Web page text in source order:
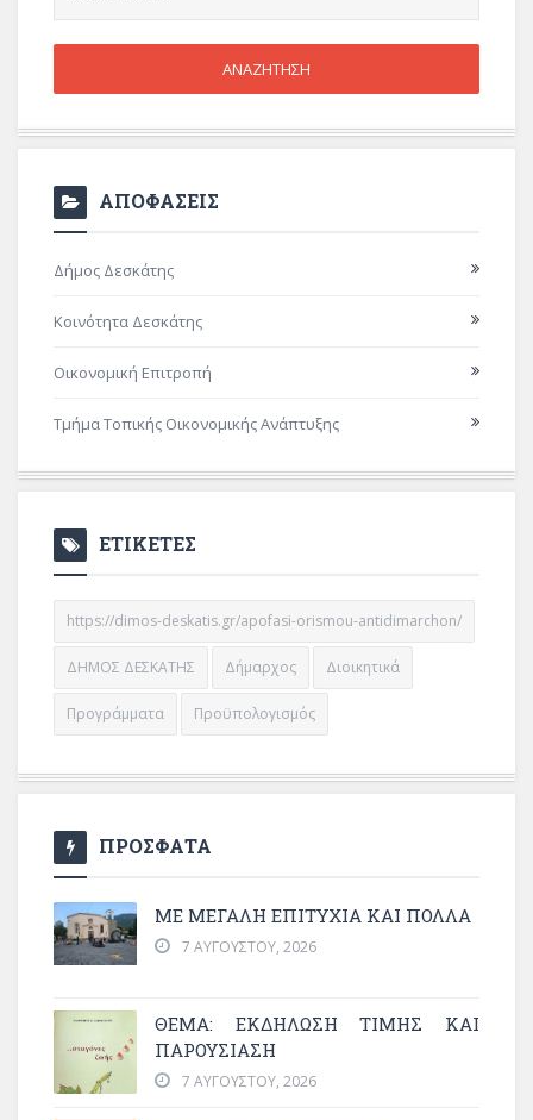
ΑΠΟΦΑΣΕΙΣ
Δήμος Δεσκάτης
Κοινότητα Δεσκάτης
Οικονομική Επιτροπή
Τμήμα Τοπικής Οικονομικής Ανάπτυξης
ΕΤΙΚΕΤΕΣ
https://dimos-deskatis.gr/apofasi-orismou-antidimarchon/
ΔΗΜΟΣ ΔΕΣΚΑΤΗΣ Δήμαρχος Διοικητικά
Προγράμματα Προϋπολογισμός
ΠΡΟΣΦΑΤΑ
ΜΕ ΜΕΓΆΛΗ ΕΠΙΤΥΧΊΑ ΚΑΙ ΠΟΛΛΆ
7 ΑΥΓΟΎΣΤΟΥ, 2026
ΘΈΜΑ: ΕΚΔΉΛΩΣΗ ΤΙΜΉΣ ΚΑΙ
ΠΑΡΟΥΣΊΑΣΗ
7 ΑΥΓΟΎΣΤΟΥ, 2026